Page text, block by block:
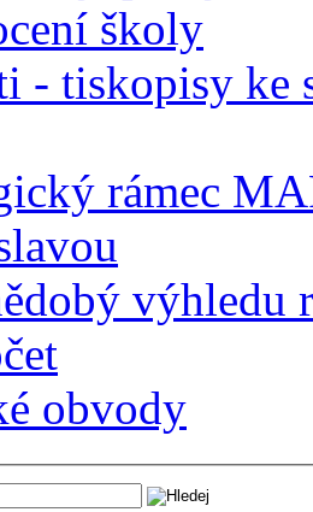
školy
- tiskopisy ke
rámec
výhledu
obvody